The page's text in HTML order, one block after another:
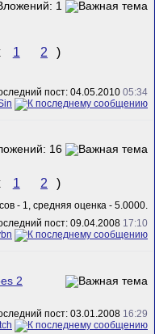
1 2 )
пост: 04.05.2010 05:34
1 2 )
пост: 09.04.2008 17:10
2
пост: 03.01.2008 16:29